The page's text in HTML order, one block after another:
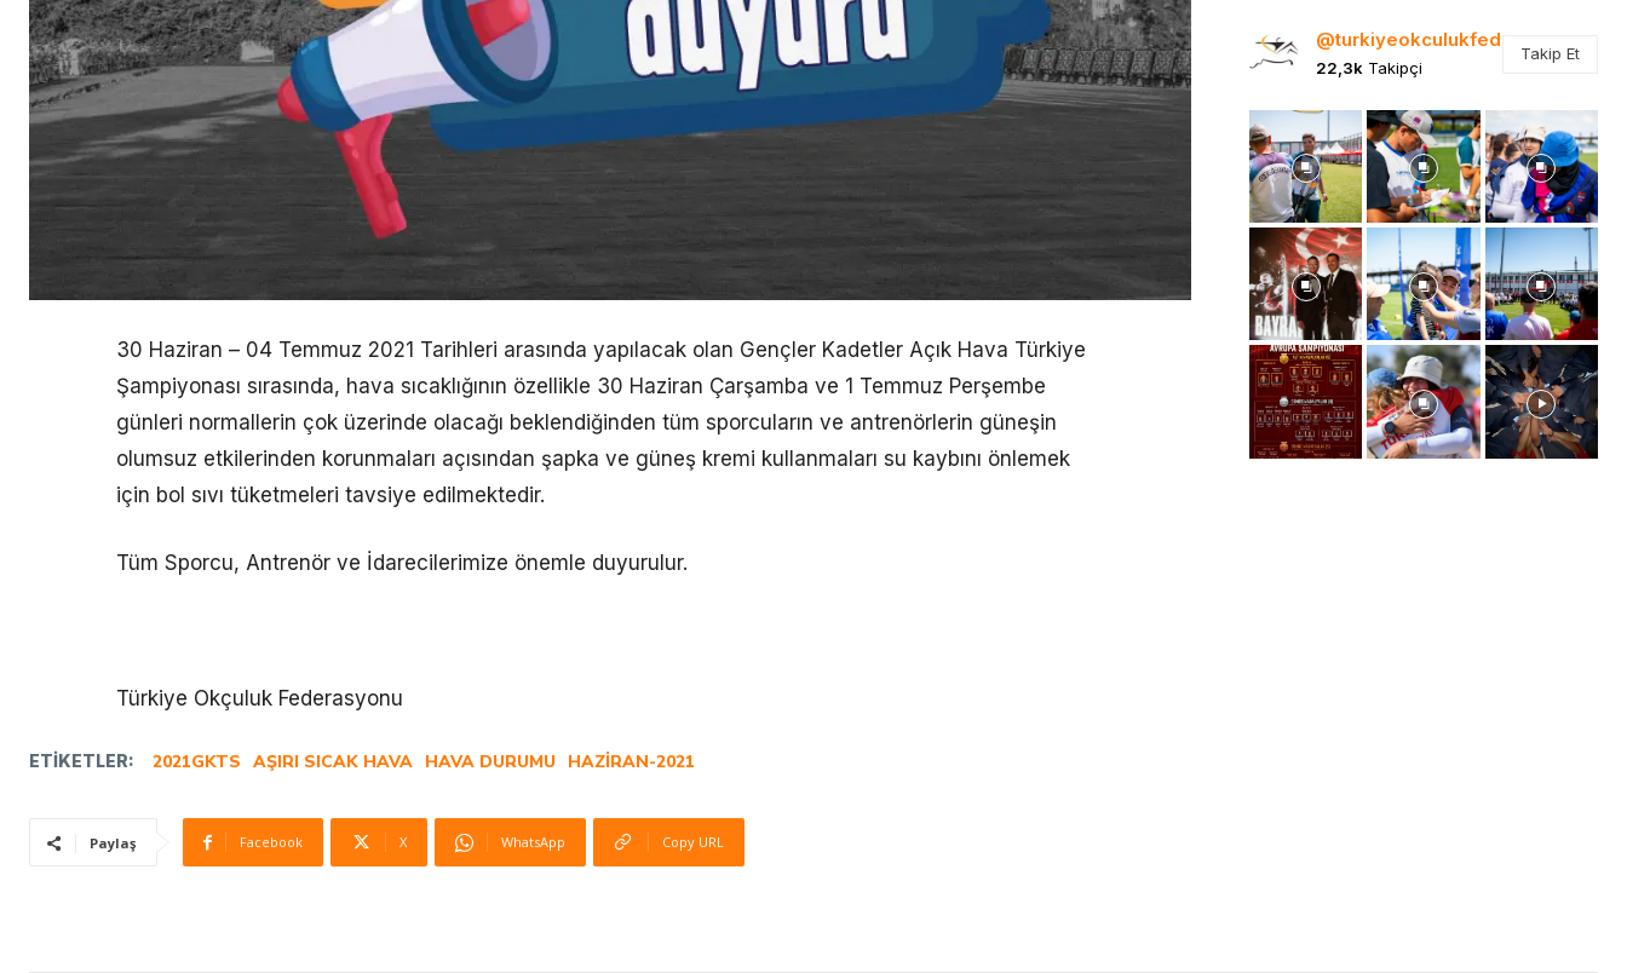
30 Haziran – 04 Temmuz 2021 Tarihleri arasında yapılacak olan Gençler Kadetler Açık Hava Türkiye
Şampiyonası sırasında, hava sıcaklığının özellikle 30 Haziran Çarşamba ve 1 Temmuz Perşembe
günleri normallerin çok üzerinde olacağı beklendiğinden tüm sporcuların ve antrenörlerin güneşin
olumsuz etkilerinden korunmaları açısından şapka ve güneş kremi kullanmaları su kaybını önlemek
için bol sıvı tüketmeleri tavsiye edilmektedir.
Tüm Sporcu, Antrenör ve İdarecilerimize önemle duyurulur.
Türkiye Okçuluk Federasyonu
ETIKETLER: 2021GKTS AŞIRI SICAK HAVA HAVA DURUMU HAZIRAN-2021
Paylaş Facebook X WhatsApp Copy URL
@turkiyeokculukfed
22,3k Takipçi
Takip Et